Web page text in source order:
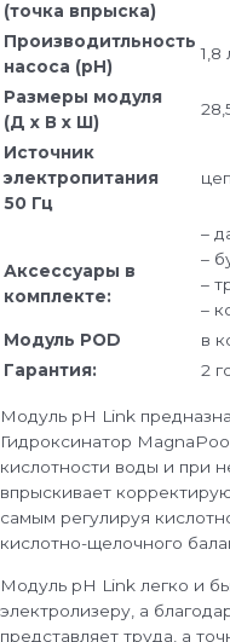
(точка впрыска)
Производитльность
насоса (pH)
1,8
Размеры модуля
(Д x В x Ш)
Источник
электропитания
50 Гц
Аксессуары в
комплекте:
–
–
–
–
Модуль POD
в
Гарантия:
2
Модуль pH Link
Гидроксинатор
кислотности воды и при
впрыскивает
самым регулируя
кислотно-щелочного
Модуль pH Link легко и
электролизеру, а
представляет труда, а